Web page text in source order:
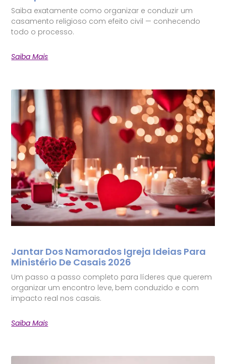
Saiba exatamente como organizar e conduzir um
casamento religioso com efeito civil — conhecendo
todo o processo.
Saiba Mais
Jantar Dos Namorados Igreja Ideias Para
Ministério De Casais 2026
Um passo a passo completo para líderes que querem
organizar um encontro leve, bem conduzido e com
impacto real nos casais.
Saiba Mais